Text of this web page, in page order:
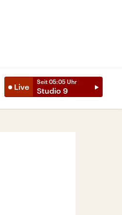
Live
Seit 05:05 Uhr
Studio 9